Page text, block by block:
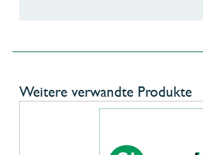
Weitere verwandte Produkte